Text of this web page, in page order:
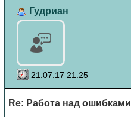
Гудриан
21.07.17 21:25
Re: Работа над ошибками